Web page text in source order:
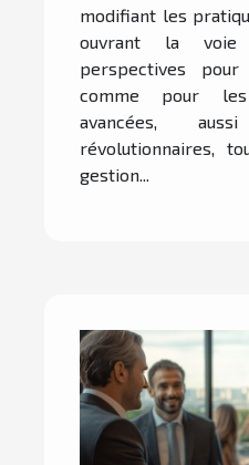
modifiant les
ouvrant la
perspectives
comme pour
avancées,
révolutionnaires,
gestion...